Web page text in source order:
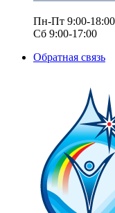
Пн-Пт 9:00-
Сб 9:00-17:00
Обратная связь